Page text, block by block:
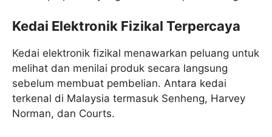
Kedai Elektronik Fizikal Terpercaya
Kedai elektronik fizikal menawarkan peluang untuk
melihat dan menilai produk secara langsung
sebelum membuat pembelian. Antara kedai
terkenal di Malaysia termasuk Senheng, Harvey
Norman, dan Courts.